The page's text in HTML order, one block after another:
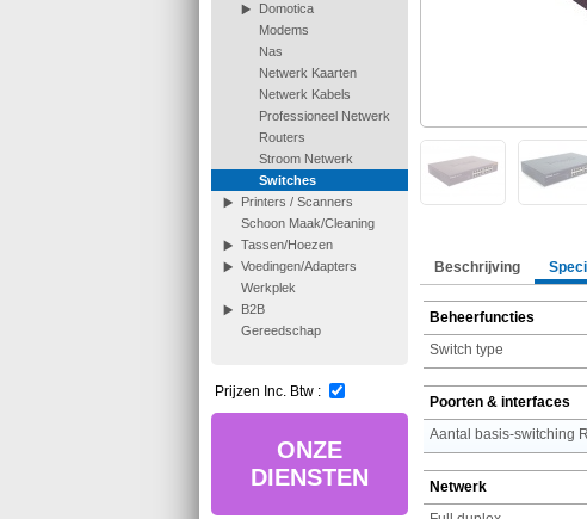
Domotica
Modems
Nas
Netwerk Kaarten
Netwerk Kabels
Professioneel Netwerk
Routers
Stroom Netwerk
Switches
Printers / Scanners
Schoon Maak/Cleaning
Tassen/Hoezen
Voedingen/Adapters
Werkplek
B2B
Gereedschap
Prijzen Inc. Btw :
ONZE
DIENSTEN
Beschrijving
Beheerfuncties
Switch type
Poorten & interfaces
Netwerk